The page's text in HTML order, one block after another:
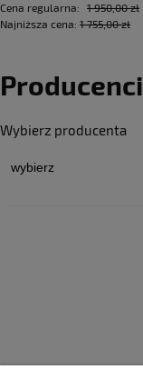
Cena regularna:
1 950,00 zł
Najniższa cena: 1 755,00 zł
Producenci
Wybierz producenta